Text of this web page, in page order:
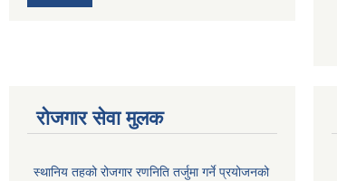
रोजगार सेवा मुलक
स्थानिय तहको रोजगार रणनिति तर्जुमा गर्ने प्रयोजनको